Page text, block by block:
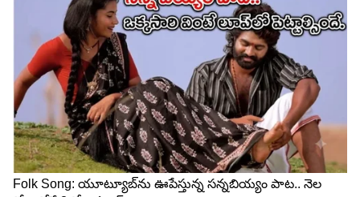
4
5